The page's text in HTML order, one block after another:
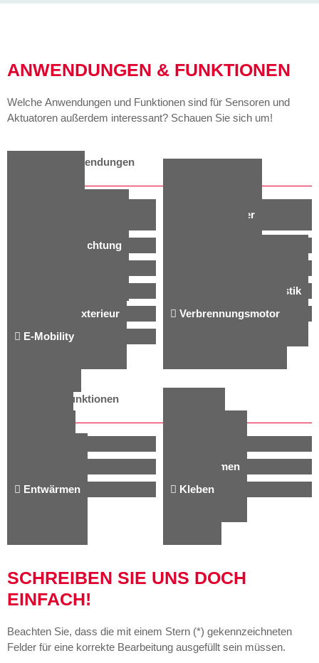
ANWENDUNGEN & FUNKTIONEN
Welche Anwendungen und Funktionen sind für Sensoren und
Aktuatoren außerdem interessant? Schauen Sie sich um!
Verwandte Anwendungen
Steckverbinder
LED & Beleuchtung
Medizinische Diagnostik
Interieur / Exterieur
Verbrennungs­motor
E-Mobility
Verwandte Funktionen
Abschirmen
Entwärmen
Kleben
SCHREIBEN SIE UNS DOCH
EINFACH!
Beachten Sie, dass die mit einem Stern (*) gekennzeichneten
Felder für eine korrekte Bearbeitung ausgefüllt sein müssen.